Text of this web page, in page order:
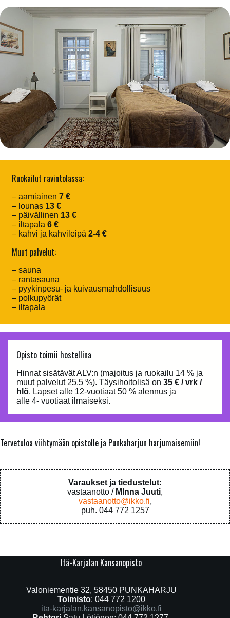
Ruokailut ravintolassa:
– aamiainen7 €
– lounas 13 €
– päivällinen 13 €
– iltapala6 €
– kahvi ja kahvileipä2-4 €
Muut palvelut:
– sauna
– rantasauna
– pyykinpesu- ja kuivausmahdollisuus
– polkupyörät
– iltapala
Opisto toimii hostellina
Hinnat sisätävät ALV:n (majoitus ja ruokailu 14 % ja
muut palvelut 25,5 %). Täysihoitolisä on 35 € / vrk /
hlö. Lapset alle 12-vuotiaat 50 % alennus ja
alle 4- vuotiaat ilmaiseksi.
Tervetuloa viihtymään opistolle ja Punkaharjun harjumaisemiin!
Varaukset ja tiedustelut:
vastaanotto / MInna Juuti,
vastaanotto@ikko.fi,
puh. 044 772 1257
Itä-Karjalan Kansanopisto
Valoniementie 32, 58450 PUNKAHARJU
Toimisto: 044 772 1200
ita-karjalan.kansanopisto@ikko.fi